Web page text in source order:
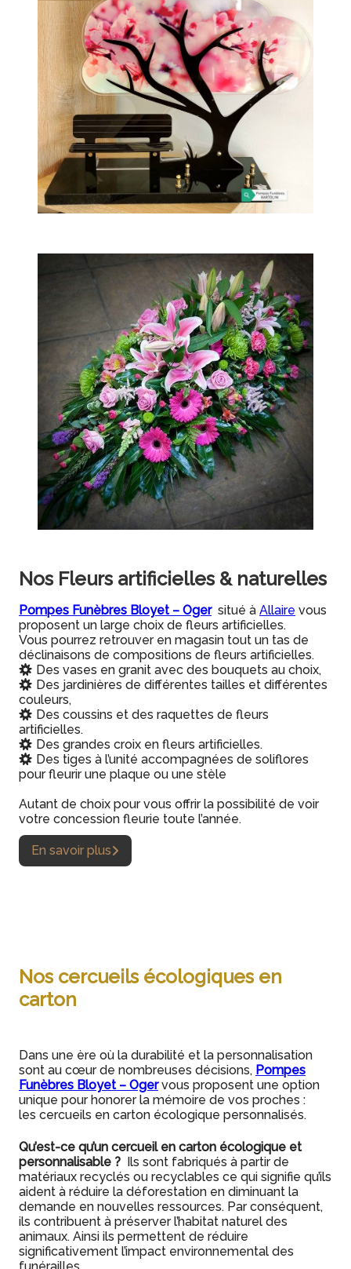
Nos Fleurs artificielles & naturelles
Pompes Funèbres Bloyet – Oger situé à Allaire vous
proposent un large choix de fleurs artificielles.
Vous pourrez retrouver en magasin tout un tas de
déclinaisons de compositions de fleurs artificielles.
Des vases en granit avec des bouquets au choix,
Des jardinières de différentes tailles et différentes
couleurs,
Des coussins et des raquettes de fleurs
artificielles.
Des grandes croix en fleurs artificielles.
Des tiges à l’unité accompagnées de soliflores
pour fleurir une plaque ou une stèle
Autant de choix pour vous offrir la possibilité de voir
votre concession fleurie toute l’année.
En savoir plus
Nos cercueils écologiques en
carton
Dans une ère où la durabilité et la personnalisation
sont au cœur de nombreuses décisions, Pompes
Funèbres Bloyet – Ogervous proposent une option
unique pour honorer la mémoire de vos proches :
les cercueils en carton écologique personnalisés.
Qu’est-ce qu’un cercueil en carton écologique et
personnalisable ? Ils sont fabriqués à partir de
matériaux recyclés ou recyclables ce qui signifie qu’ils
aident à réduire la déforestation en diminuant la
demande en nouvelles ressources. Par conséquent,
ils contribuent à préserver l’habitat naturel des
animaux. Ainsi ils permettent de réduire
significativement l’impact environnemental des
funérailles.